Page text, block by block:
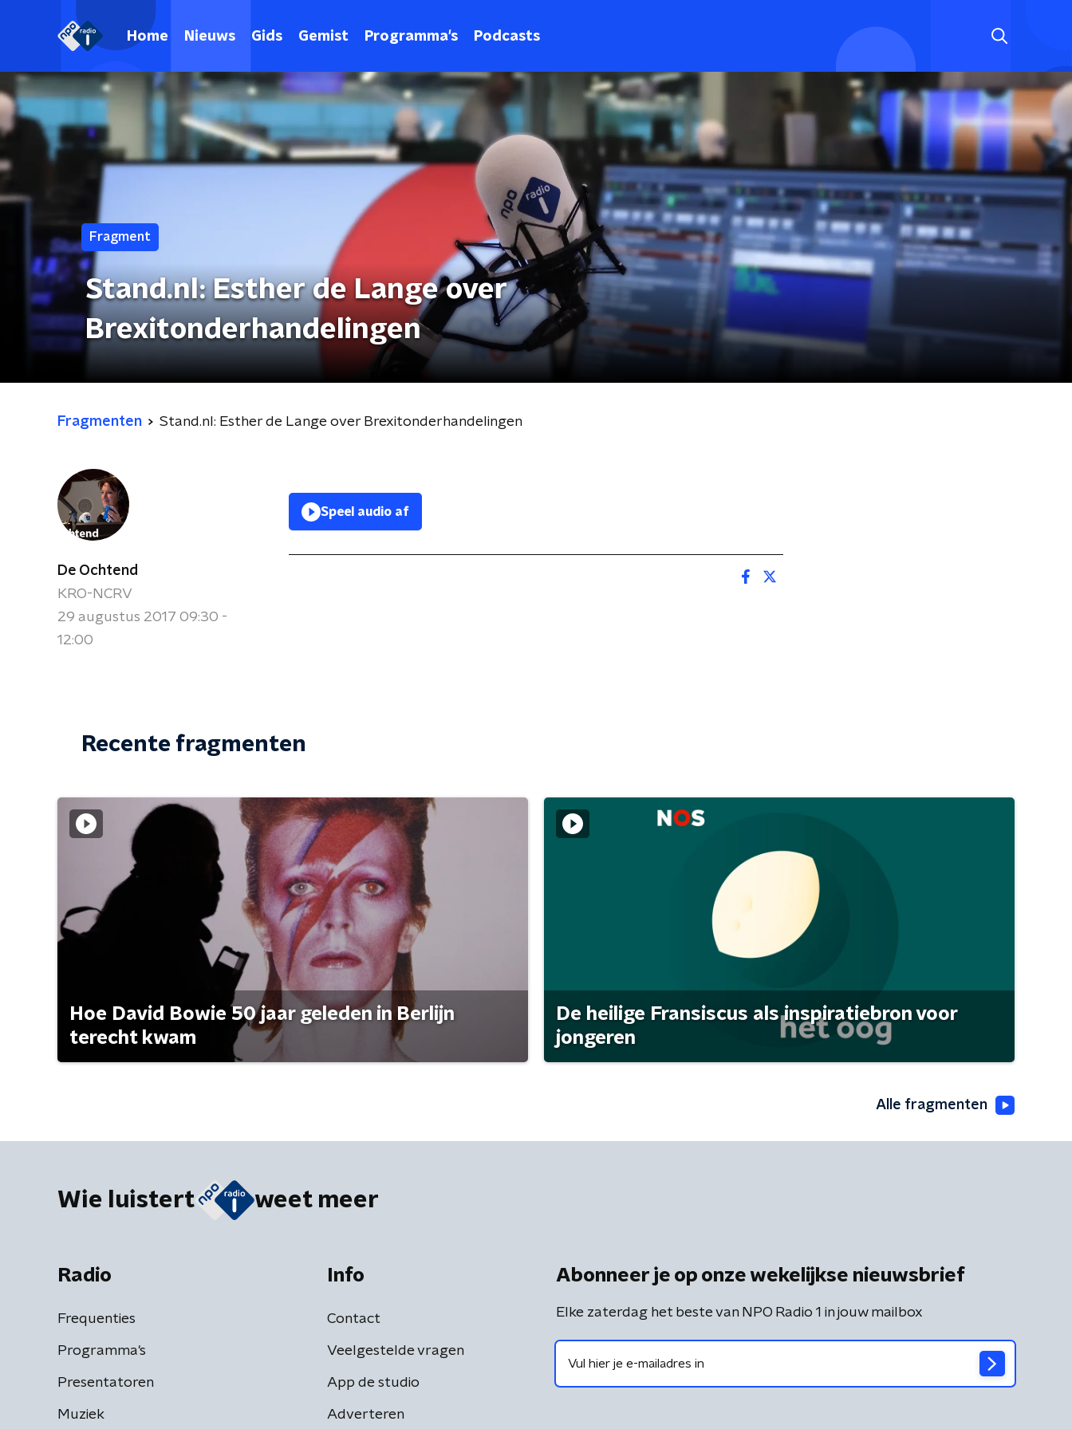
Home Nieuws Gids Gemist Programma's Podcasts
Fragment
Stand.nl: Esther de Lange over
Brexitonderhandelingen
Fragmenten Stand.nl: Esther de Lange over Brexitonderhandelingen
De Ochtend
KRO-NCRV
29 augustus 2017 09:30 -
12:00
Speel audio af
Recente fragmenten
Hoe David Bowie 50 jaar geleden in Berlijn
terecht kwam
De heilige Fransiscus als inspiratiebron voor
jongeren
Alle fragmenten
Wie luistert weet meer
Radio
Frequenties
Programma's
Presentatoren
Muziek
Info
Contact
Veelgestelde vragen
App de studio
Adverteren
Abonneer je op onze wekelijkse nieuwsbrief
Elke zaterdag het beste van NPO Radio 1 in jouw mailbox